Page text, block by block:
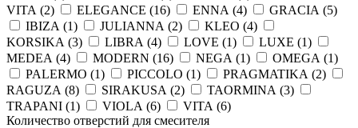
VITA (2) ELEGANCE (16) ENNA (4) GRACIA (5)
IBIZA (1) JULIANNA (2) KLEO (4)
KORSIKA (3) LIBRA (4) LOVE (1) LUXE (1)
MEDEA (4) MODERN (16) NEGA (1) OMEGA (1)
PALERMO (1) PICCOLO (1) PRAGMATIKA (2)
RAGUZA (8) SIRAKUSA (2) TAORMINA (3)
TRAPANI (1) VIOLA (6) VITA (6)
Количество отверстий для смесителя